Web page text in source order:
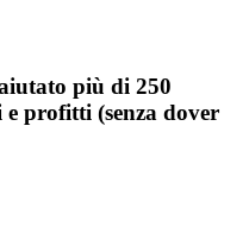
più di 250
e profitti (senza dover